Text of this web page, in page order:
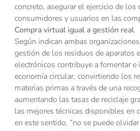
concreto, asegurar el ejercicio de los
consumidores y usuarios en las
Compra virtual igual a gestión real
Según indican ambas
gestión de los residuos de aparatos
electrónicos contribuye a fomentar e
economía circular, convirtiendo los
materias primas a través de una
aumentando las tasas de reciclaje
las mejores técnicas disponibles en
en este sentido, “no se puede